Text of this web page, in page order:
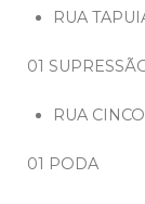
RUA
01
RUA
01 PODA